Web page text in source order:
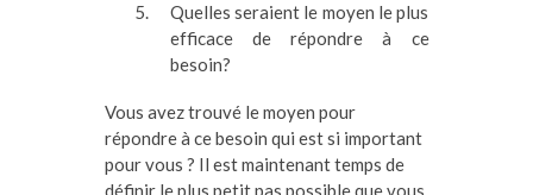
Quelles seraient le moyen le plus
efficace de répondre à ce
besoin?
Vous avez trouvé le moyen pour
répondre à ce besoin qui est si important
pour vous ? Il est maintenant temps de
définir le plus petit pas possible que vous